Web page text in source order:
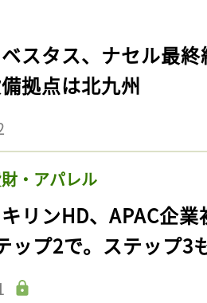
ベスタス、ナセル最
拠点は北九州
・アパレル
キリンHD、APAC企
ップ2で。ステップ3